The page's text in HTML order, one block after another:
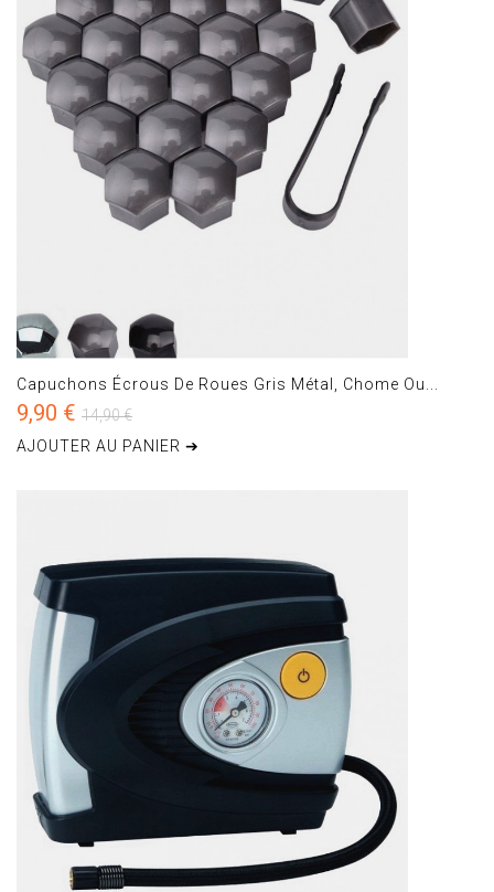
Capuchons Écrous De Roues Gris Métal, Chome Ou...
9,90 € 14,90 €
AJOUTER AU PANIER ➔